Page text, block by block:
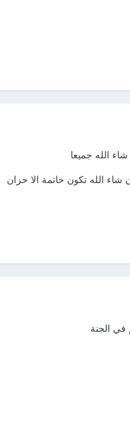
الله جميعا
الله تكون خاتمة الا حزان
في الجنة